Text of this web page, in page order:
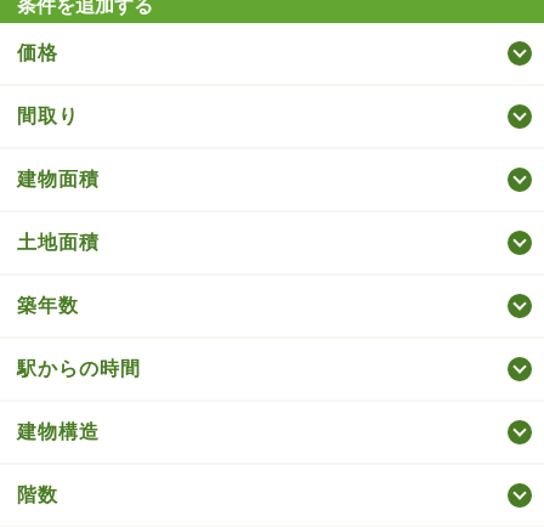
条件を追加する
価格
間取り
建物面積
土地面積
築年数
駅からの時間
建物構造
階数